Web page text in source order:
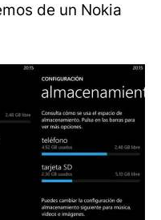
de un Nokia